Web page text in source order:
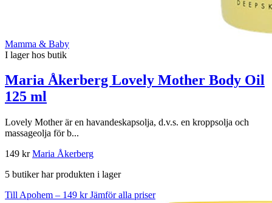
Mamma & Baby
I lager hos butik
Maria Åkerberg Lovely Mother Body Oil
125 ml
Lovely Mother är en havandeskapsolja, d.v.s. en kroppsolja och
massageolja för b...
149 krMaria Åkerberg
5 butiker har produkten i lager
Till Apohem – 149 krJämför alla priser